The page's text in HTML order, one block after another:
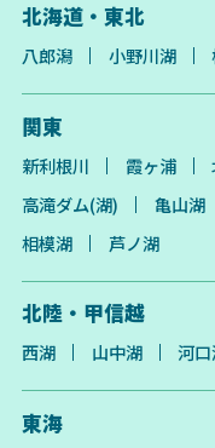
北海道・東北
八郎潟 小野川湖
関東
新利根川 霞ヶ浦
高滝ダム(湖)
亀山湖
相模湖
芦ノ湖
北陸・甲信越
西湖 山中湖 河
東海